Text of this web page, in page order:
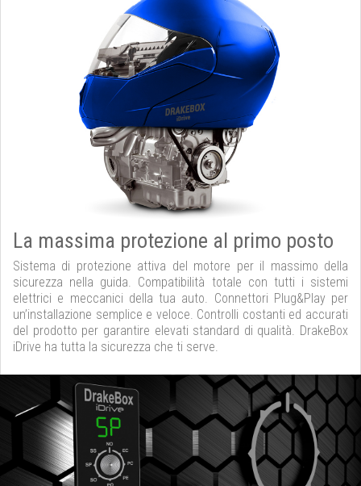
La massima protezione al primo posto
Sistema di protezione attiva del motore per il massimo della
sicurezza nella guida. Compatibilità totale con tutti i sistemi
elettrici e meccanici della tua auto. Connettori Plug&Play per
un’installazione semplice e veloce. Controlli costanti ed accurati
del prodotto per garantire elevati standard di qualità. DrakeBox
iDrive ha tutta la sicurezza che ti serve.